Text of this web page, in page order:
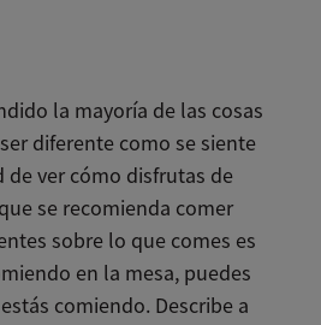
la mayoría de las cosas
diferente como se siente
ver cómo disfrutas de
se recomienda comer
sobre lo que comes es
en la mesa, puedes
comiendo. Describe a